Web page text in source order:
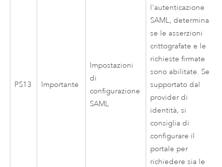
PS13 Importante
Impostazioni
di
configurazione
SAML
l'autenticazione
SAML, determina
se le asserzioni
crittografate e le
richieste firmate
sono abilitate. Se
supportato dal
provider di
identità, si
consiglia di
configurare il
portale per
richiedere sia le